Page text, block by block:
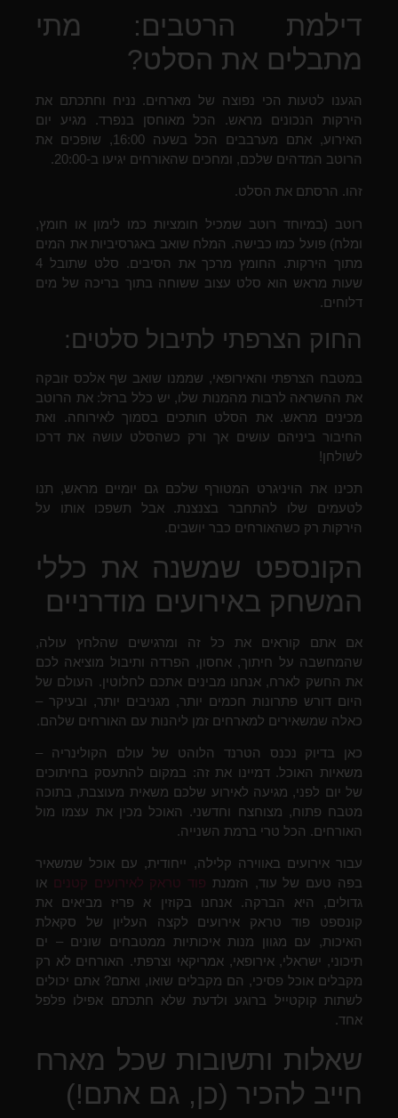
דילמת הרטבים: מתי
מתבלים את הסלט?
הגענו לטעות הכי נפוצה של מארחים. נניח וחתכתם את
הירקות הנכונים מראש. הכל מאוחסן בנפרד. מגיע יום
האירוע, אתם מערבבים הכל בשעה 16:00, שופכים את
הרוטב המדהים שלכם, ומחכים שהאורחים יגיעו ב-20:00.
זהו. הרסתם את הסלט.
רוטב (במיוחד רוטב שמכיל חומציות כמו לימון או חומץ,
ומלח) פועל כמו כבישה. המלח שואב באגרסיביות את המים
מתוך הירקות. החומץ מרכך את הסיבים. סלט שתובל 4
שעות מראש הוא סלט עצוב ששוחה בתוך בריכה של מים
דלוחים.
החוק הצרפתי לתיבול סלטים:
במטבח הצרפתי והאירופאי, שממנו שואב שף אלכס זובקה
את ההשראה לרבות מהמנות שלו, יש כלל ברזל: את הרוטב
מכינים מראש. את הסלט חותכים בסמוך לאירוחה. ואת
החיבור ביניהם עושים אך ורק כשהסלט עושה את דרכו
לשולחן!
תכינו את הויניגרט המטורף שלכם גם יומיים מראש, תנו
לטעמים שלו להתחבר בצנצנת. אבל תשפכו אותו על
הירקות רק כשהאורחים כבר יושבים.
הקונספט שמשנה את כללי
המשחק באירועים מודרניים
אם אתם קוראים את כל זה ומרגישים שהלחץ עולה,
שהמחשבה על חיתוך, אחסון, הפרדה ותיבול מוציאה לכם
את החשק לארח, אנחנו מבינים אתכם לחלוטין. העולם של
היום דורש פתרונות חכמים יותר, מגניבים יותר, ובעיקר –
כאלה שמשאירים למארחים זמן ליהנות עם האורחים שלהם.
כאן בדיוק נכנס הטרנד הלוהט של עולם הקולינריה –
משאיות האוכל. דמיינו את זה: במקום להתעסק בחיתוכים
של יום לפני, מגיעה לאירוע שלכם משאית מעוצבת, בתוכה
מטבח פתוח, מצוחצח וחדשני. האוכל מכין את עצמו מול
האורחים. הכל טרי ברמת השנייה.
עבור אירועים באווירה קלילה, ייחודית, עם אוכל שמשאיר
בפה טעם של עוד, הזמנת פוד טראק לאירועים קטנים או
גדולים, היא הברקה. אנחנו בקוזין א פריז מביאים את
קונספט פוד טראק אירועים לקצה העליון של סקאלת
האיכות, עם מגוון מנות איכותיות ממטבחים שונים – ים
תיכוני, ישראלי, אירופאי, אמריקאי וצרפתי. האורחים לא רק
מקבלים אוכל פסיכי, הם מקבלים שואו, ואתם? אתם יכולים
לשתות קוקטייל ברוגע ולדעת שלא חתכתם אפילו פלפל
אחד.
שאלות ותשובות שכל מארח
חייב להכיר (כן, גם אתם!)